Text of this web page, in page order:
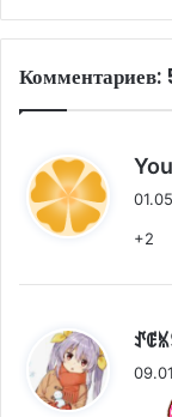
Комментариев:
+2